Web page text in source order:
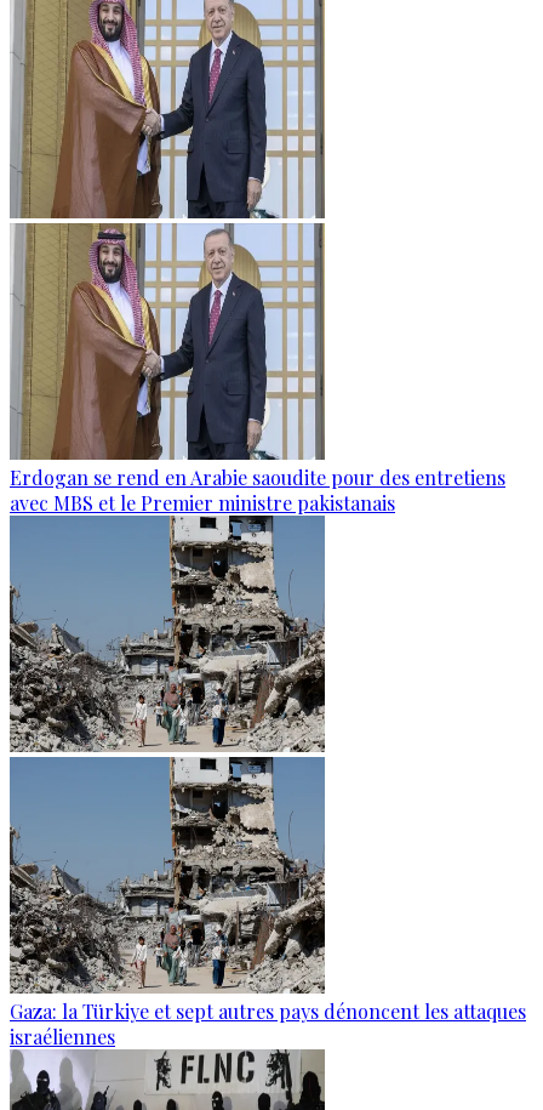
Erdogan se rend en Arabie saoudite pour des entretiens
avec MBS et le Premier ministre pakistanais
Gaza: la Türkiye et sept autres pays dénoncent les attaques
israéliennes